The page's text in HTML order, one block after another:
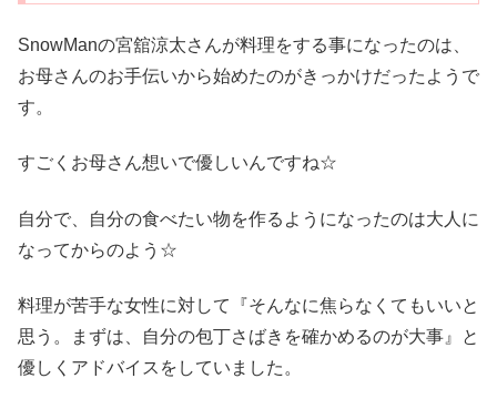
SnowManの宮舘涼太さんが料理をする事になったのは、
お母さんのお手伝いから始めたのがきっかけだったようで
す。
すごくお母さん想いで優しいんですね☆
自分で、自分の食べたい物を作るようになったのは大人に
なってからのよう☆
料理が苦手な女性に対して『そんなに焦らなくてもいいと
思う。まずは、自分の包丁さばきを確かめるのが大事』と
優しくアドバイスをしていました。